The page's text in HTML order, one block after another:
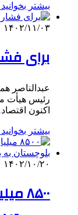
بیشتر
۱۴۰۲/۱۱/۰۳
برای
عبدالناصر
رئیس هیأت
اکنون
بیشتر
۱۴۰۲/۱۰/۲۰